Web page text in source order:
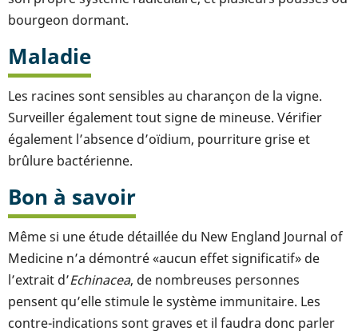
bourgeon dormant.
Maladie
Les racines sont sensibles au charançon de la vigne.
Surveiller également tout signe de mineuse. Vérifier
également l’absence d’oïdium, pourriture grise et
brûlure bactérienne.
Bon à savoir
Même si une étude détaillée du New England Journal of
Medicine n’a démontré «aucun effet significatif» de
l’extrait d’Echinacea, de nombreuses personnes
pensent qu’elle stimule le système immunitaire. Les
contre-indications sont graves et il faudra donc parler